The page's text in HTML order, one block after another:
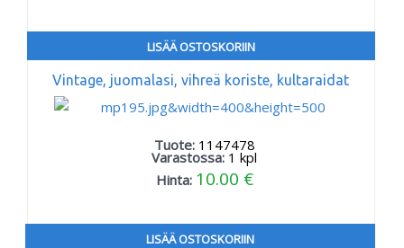
LISÄÄ OSTOSKORIIN
Vintage, juomalasi, vihreä koriste, kultaraidat
Tuote: 1147478
Varastossa: 1 kpl
Hinta: 10.00 €
LISÄÄ OSTOSKORIIN